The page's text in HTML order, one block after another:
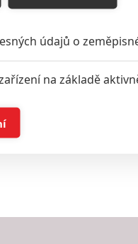
Záchrana
válce
údajů o
na základě
přístup k informacím